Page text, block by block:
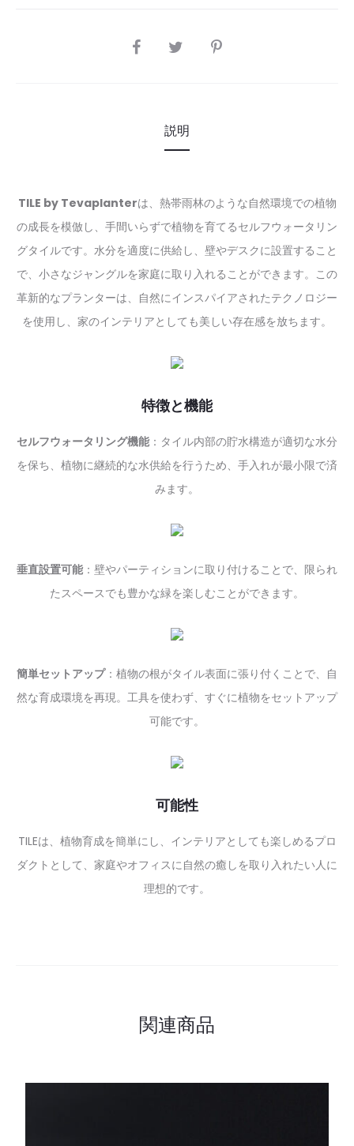
SHARE
説明
TILE by Tevaplanterは、熱帯雨林のような自然環境での植物
の成長を模倣し、手間いらずで植物を育てるセルフウォータリン
グタイルです。水分を適度に供給し、壁やデスクに設置すること
で、小さなジャングルを家庭に取り入れることができます。この
革新的なプランターは、自然にインスパイアされたテクノロジー
を使用し、家のインテリアとしても美しい存在感を放ちます。
特徴と機能
セルフウォータリング機能 ：タイル内部の貯水構造が適切な水分
を保ち、植物に継続的な水供給を行うため、手入れが最小限で済
みます。
垂直設置可能 ：壁やパーティションに取り付けることで、限られ
たスペースでも豊かな緑を楽しむことができます。
簡単セットアップ：植物の根がタイル表面に張り付くことで、自
然な育成環境を再現。工具を使わず、すぐに植物をセットアップ
可能です。
可能性
TILEは、植物育成を簡単にし、インテリアとしても楽しめるプロ
ダクトとして、家庭やオフィスに自然の癒しを取り入れたい人に
理想的です。
関連商品